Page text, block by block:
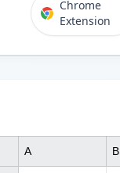
Chrome
Extension
A B